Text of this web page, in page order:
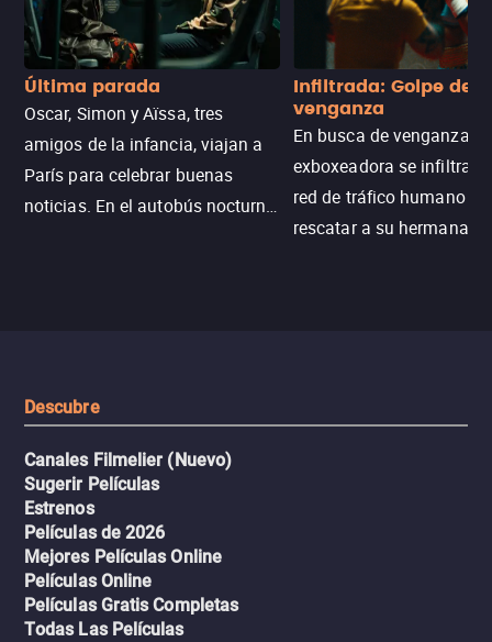
Última parada
Oscar, Simon y Aïssa, tres
amigos de la infancia, viajan a
París para celebrar buenas
noticias. En el autobús nocturno
Infiltrada: Golpe de
venganza
En busca de venganza,
exboxeadora se infiltra
red de tráfico humano
rescatar a su hermana
Descubre
Canales Filmelier (Nuevo)
Sugerir Películas
Estrenos
Películas de 2026
Mejores Películas Online
Películas Online
Películas Gratis Completas
Todas Las Películas